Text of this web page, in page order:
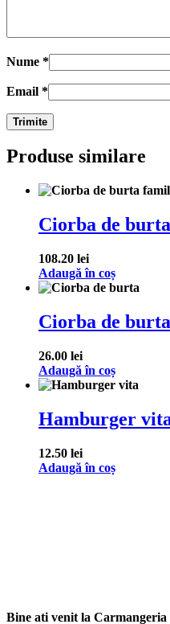
Nume *
Email *
Produse similare
Ciorba de
108.20 lei
Adaugă în coș
Ciorba de burta
26.00 lei
Adaugă în coș
Hamburger
12.50 lei
Adaugă în coș
Bine ati venit la Carmangeria